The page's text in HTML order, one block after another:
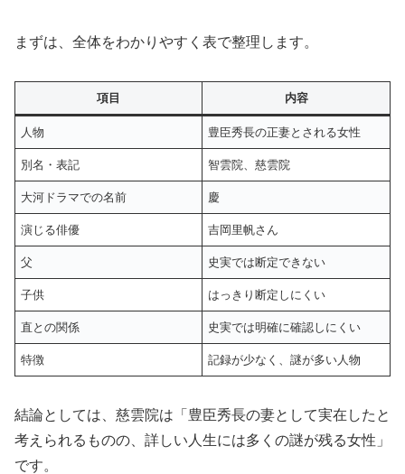
まずは、全体をわかりやすく表で整理します。
項目 内容
人物 豊臣秀長の正妻とされる女性
別名・表記 智雲院、慈雲院
大河ドラマでの名前 慶
演じる俳優 吉岡里帆さん
父 史実では断定できない
子供 はっきり断定しにくい
直との関係 史実では明確に確認しにくい
特徴 記録が少なく、謎が多い人物
結論としては、慈雲院は「豊臣秀長の妻として実在したと
考えられるものの、詳しい人生には多くの謎が残る女性」
です。